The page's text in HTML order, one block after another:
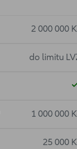
2 000 000
do limitu
1 000 000
25 000